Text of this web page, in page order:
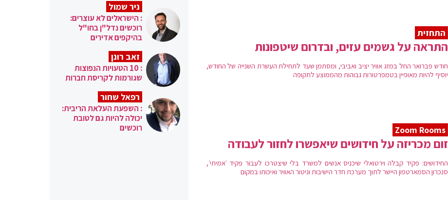
התחזית
התראה על גשמים עזים, ובדרום שיטפונות
חודש פברואר החל במזג אוויר יציב ואביבי, ומסתמן שעד לתחילת העשרת השנייה של החודש,
יוסיף להיות מאופיין בטמפרטורות גבוהות מהממוצע לתקופה
Zoom Rooms
זום מכריזה על חידושים שיאפשרו לחזור לעבודה
החידושים: פקיד קבלה וירטואלי שיכניס אנשים למשרד בלי שיצטרכו לעבור פקיד ׳אמיתי׳,
סנכרון הסמארטפון היישר לתוך מערכת חדר הישיבות וניטור האוויר ואיכותו במקום
ניר שמול
: הישראלים לא עוצרים:
רוכשים נדל"ן בחו"ל
בהיקפים אדירים
זאב רונן
: 10 הטעויות הנפוצות
שגורמות לקריסת חברות
רפאל שחור
: השפעת העלאת הריבית:
יכולה להיות גם לטובת
רוכשים